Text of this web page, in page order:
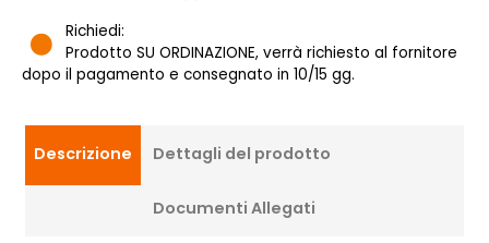
Richiedi:
Prodotto SU ORDINAZIONE, verrà richiesto al fornitore
dopo il pagamento e consegnato in 10/15 gg.
Descrizione Dettagli del prodotto
Documenti Allegati